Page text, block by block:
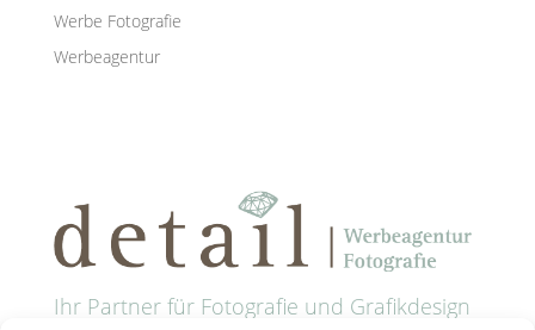
Werbe Fotografie
Werbeagentur
Ihr Partner für Fotografie und Grafikdesign